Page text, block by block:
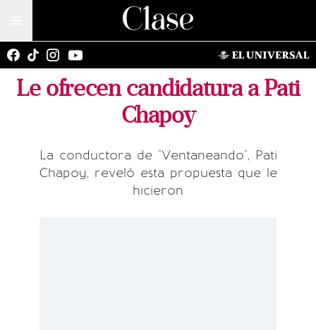
Le ofrecen candidatura a Pati
Chapoy
La conductora de "Ventaneando", Pati
Chapoy, reveló esta propuesta que le
hicieron